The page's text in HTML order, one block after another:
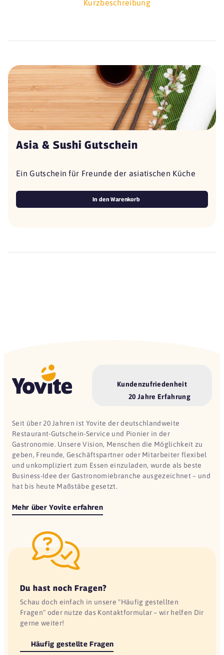
Kurzbeschreibung
Asia & Sushi Gutschein
Ein Gutschein für Freunde der asiatischen Küche
In den Warenkorb
Kundenzufriedenheit
20 Jahre Erfahrung
Seit über 20 Jahren ist Yovite der deutschlandweite
Restaurant-Gutschein-Service und Pionier in der
Gastronomie. Unsere Vision, Menschen die Möglichkeit zu
geben, Freunde, Geschäftspartner oder Mitarbeiter flexibel
und unkompliziert zum Essen einzuladen, wurde als beste
Business-Idee der Gastronomiebranche ausgezeichnet – und
hat bis heute Maßstäbe gesetzt.
Mehr über Yovite erfahren
Du hast noch Fragen?
Schau doch einfach in unsere "Häufig gestellten
Fragen" oder nutze das Kontaktformular – wir helfen Dir
gerne weiter!
Häufig gestellte Fragen